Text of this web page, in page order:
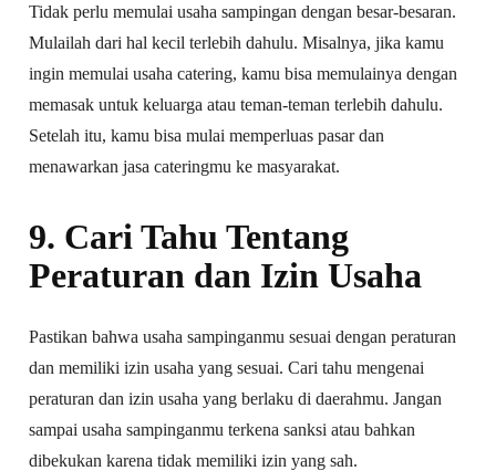
Tidak perlu memulai usaha sampingan dengan besar-besaran.
Mulailah dari hal kecil terlebih dahulu. Misalnya, jika kamu
ingin memulai usaha catering, kamu bisa memulainya dengan
memasak untuk keluarga atau teman-teman terlebih dahulu.
Setelah itu, kamu bisa mulai memperluas pasar dan
menawarkan jasa cateringmu ke masyarakat.
9. Cari Tahu Tentang
Peraturan dan Izin Usaha
Pastikan bahwa usaha sampinganmu sesuai dengan peraturan
dan memiliki izin usaha yang sesuai. Cari tahu mengenai
peraturan dan izin usaha yang berlaku di daerahmu. Jangan
sampai usaha sampinganmu terkena sanksi atau bahkan
dibekukan karena tidak memiliki izin yang sah.